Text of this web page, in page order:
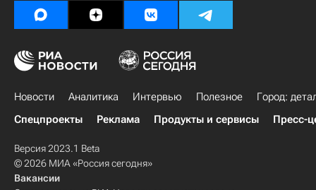
Новости Аналитика Интервью Полезное
Город:
Спецпроекты
Реклама Продукты и сервисы Пресс-
Версия 2023.1 Beta
© 2026 МИА «Россия сегодня»
Вакансии